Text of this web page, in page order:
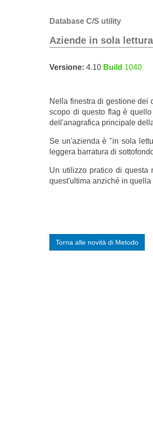
Database C/S utility
Aziende in sola lettura
Versione: 4.10 Build 1040
Nella finestra di gestione dei
scopo di questo flag è
dell'anagrafica principale
Se un'azienda è "in sola
leggera barratura di
Un utilizzo pratico di questa
quest'ultima anziché in quella
Torna alle novità di Metodo